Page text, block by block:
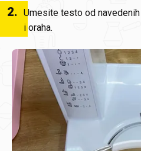
2. Umesite testo od
i oraha.